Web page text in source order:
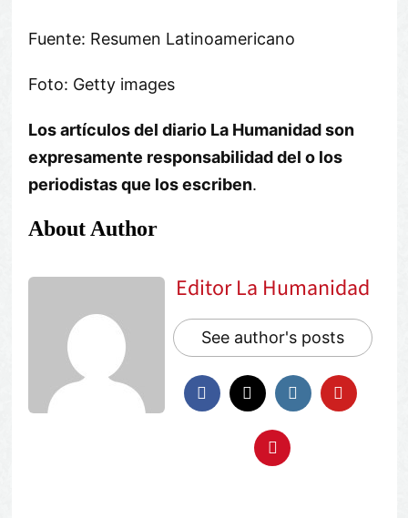
Fuente: Resumen Latinoamericano
Foto: Getty images
Los artículos del diario La Humanidad son
expresamente responsabilidad del o los
periodistas que los escriben.
About Author
Editor La Humanidad
See author's posts